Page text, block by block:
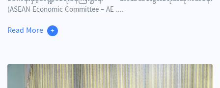
(ASEAN Economic Committee – AE ....
Read More +